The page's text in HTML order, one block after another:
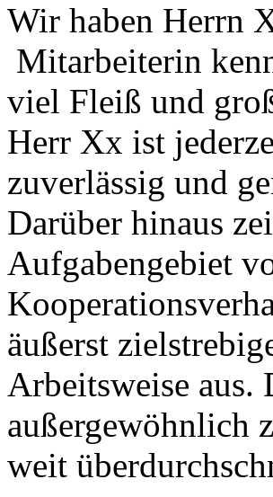
Wir haben Herrn
Mitarbeiterin
viel Fleiß und
Herr Xx ist
zuverlässig und
Darüber hinaus
Aufgabengebiet
äußerst
Arbeitsweise aus.
außergewöhnlich
weit